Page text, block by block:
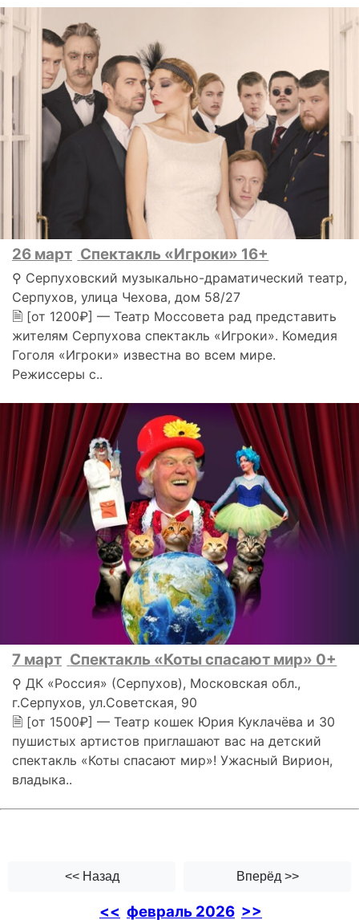
26 март Спектакль «Игроки» 16+
⚲ Серпуховский музыкально-драматический театр,
Серпухов, улица Чехова, дом 58/27
🗎 [от 1200₽] — Театр Моссовета рад представить
жителям Серпухова спектакль «Игроки». Комедия
Гоголя «Игроки» известна во всем мире.
Режиссеры с..
7 март Спектакль «Коты спасают мир» 0+
⚲ ДК «Россия» (Серпухов), Московская обл.,
г.Серпухов, ул.Советская, 90
🗎 [от 1500₽] — Театр кошек Юрия Куклачёва и 30
пушистых артистов приглашают вас на детский
спектакль «Коты спасают мир»! Ужасный Вирион,
владыка..
<< Назад Вперёд >>
<< февраль 2026 >>